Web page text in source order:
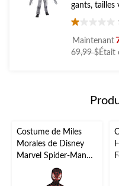
gants, tailles
1.0
étoile(s)
sur
Maintenant
69,99 $Était
Costume de Miles
Morales de Disney
Marvel Spider-Man
pour enfants,
combinaison